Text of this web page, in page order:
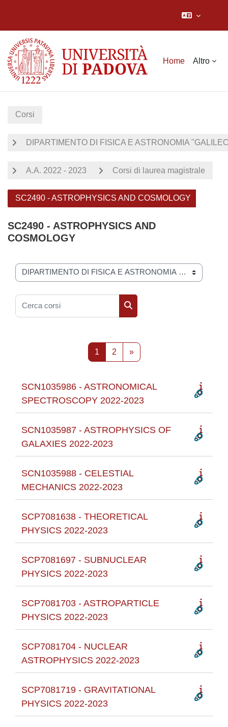
Home Altro
Corsi
DIPARTIMENTO DI FISICA E ASTRONOMIA
A.A. 2022 - 2023 Corsi di laurea magistrale
SC2490 - ASTROPHYSICS AND COSMOLOGY
SC2490 - ASTROPHYSICS AND
COSMOLOGY
Categorie di corso
Cerca corsi
Cerca corsi
1 Pagina 1
2Pagina 2
»Pagina successiva
SCN1035986 - ASTRONOMICAL
SPECTROSCOPY 2022-2023
SCN1035987 - ASTROPHYSICS OF
GALAXIES 2022-2023
SCN1035988 - CELESTIAL
MECHANICS 2022-2023
SCP7081638 - THEORETICAL
PHYSICS 2022-2023
SCP7081697 - SUBNUCLEAR
PHYSICS 2022-2023
SCP7081703 - ASTROPARTICLE
PHYSICS 2022-2023
SCP7081704 - NUCLEAR
ASTROPHYSICS 2022-2023
SCP7081719 - GRAVITATIONAL
PHYSICS 2022-2023